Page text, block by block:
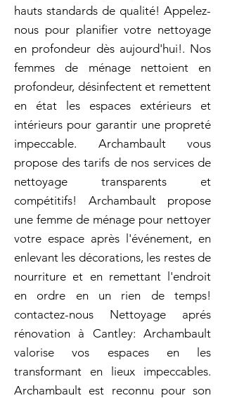
hauts standards de qualité! Appelez-
nous pour planifier votre nettoyage
en profondeur dès aujourd'hui!. Nos
femmes de ménage nettoient en
profondeur, désinfectent et remettent
en état les espaces extérieurs et
intérieurs pour garantir une propreté
impeccable. Archambault vous
propose des tarifs de nos services de
nettoyage transparents et
compétitifs! Archambault propose
une femme de ménage pour nettoyer
votre espace après l'événement, en
enlevant les décorations, les restes de
nourriture et en remettant l'endroit
en ordre en un rien de temps!
contactez-nous Nettoyage aprés
rénovation à Cantley: Archambault
valorise vos espaces en les
transformant en lieux impeccables.
Archambault est reconnu pour son